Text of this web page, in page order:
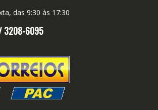
das 9:30 às 17:30
3208-6095